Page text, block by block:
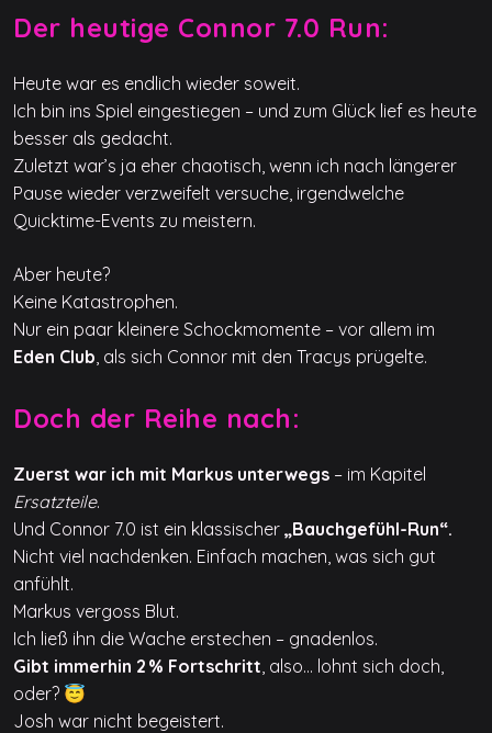
Der heutige Connor 7.0 Run:
Heute war es endlich wieder soweit.
Ich bin ins Spiel eingestiegen – und zum Glück lief es heute
besser als gedacht.
Zuletzt war’s ja eher chaotisch, wenn ich nach längerer
Pause wieder verzweifelt versuche, irgendwelche
Quicktime-Events zu meistern.
Aber heute?
Keine Katastrophen.
Nur ein paar kleinere Schockmomente – vor allem im
Eden Club , als sich Connor mit den Tracys prügelte.
Doch der Reihe nach:
Zuerst war ich mit Markus unterwegs – im Kapitel
Ersatzteile.
Und Connor 7.0 ist ein klassischer „Bauchgefühl-Run“.
Nicht viel nachdenken. Einfach machen, was sich gut
anfühlt.
Markus vergoss Blut.
Ich ließ ihn die Wache erstechen – gnadenlos.
Gibt immerhin 2 % Fortschritt , also… lohnt sich doch,
oder? 😇
Josh war nicht begeistert.